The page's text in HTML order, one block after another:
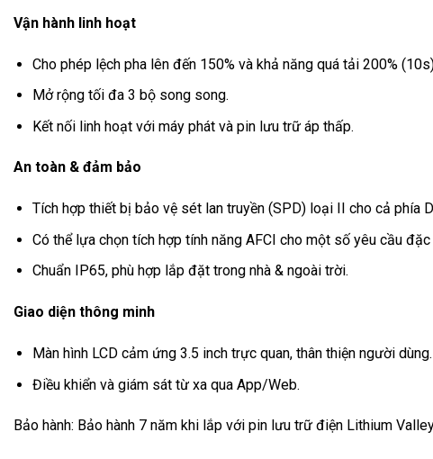
Vận hành linh hoạt
Cho phép lệch pha lên đến 150% và khả năng quá tải 200%
Mở rộng tối đa 3 bộ song song.
Kết nối linh hoạt với máy phát và pin lưu trữ áp thấp.
An toàn & đảm bảo
Tích hợp thiết bị bảo vệ sét lan truyền (SPD) loại II cho cả phía
Có thể lựa chọn tích hợp tính năng AFCI cho một số yêu cầu
Chuẩn IP65, phù hợp lắp đặt trong nhà & ngoài trời.
Giao diện thông minh
Màn hình LCD cảm ứng 3.5 inch trực quan, thân thiện người dùng.
Điều khiển và giám sát từ xa qua App/Web.
Bảo hành: Bảo hành 7 năm khi lắp với pin lưu trữ điện Lithium